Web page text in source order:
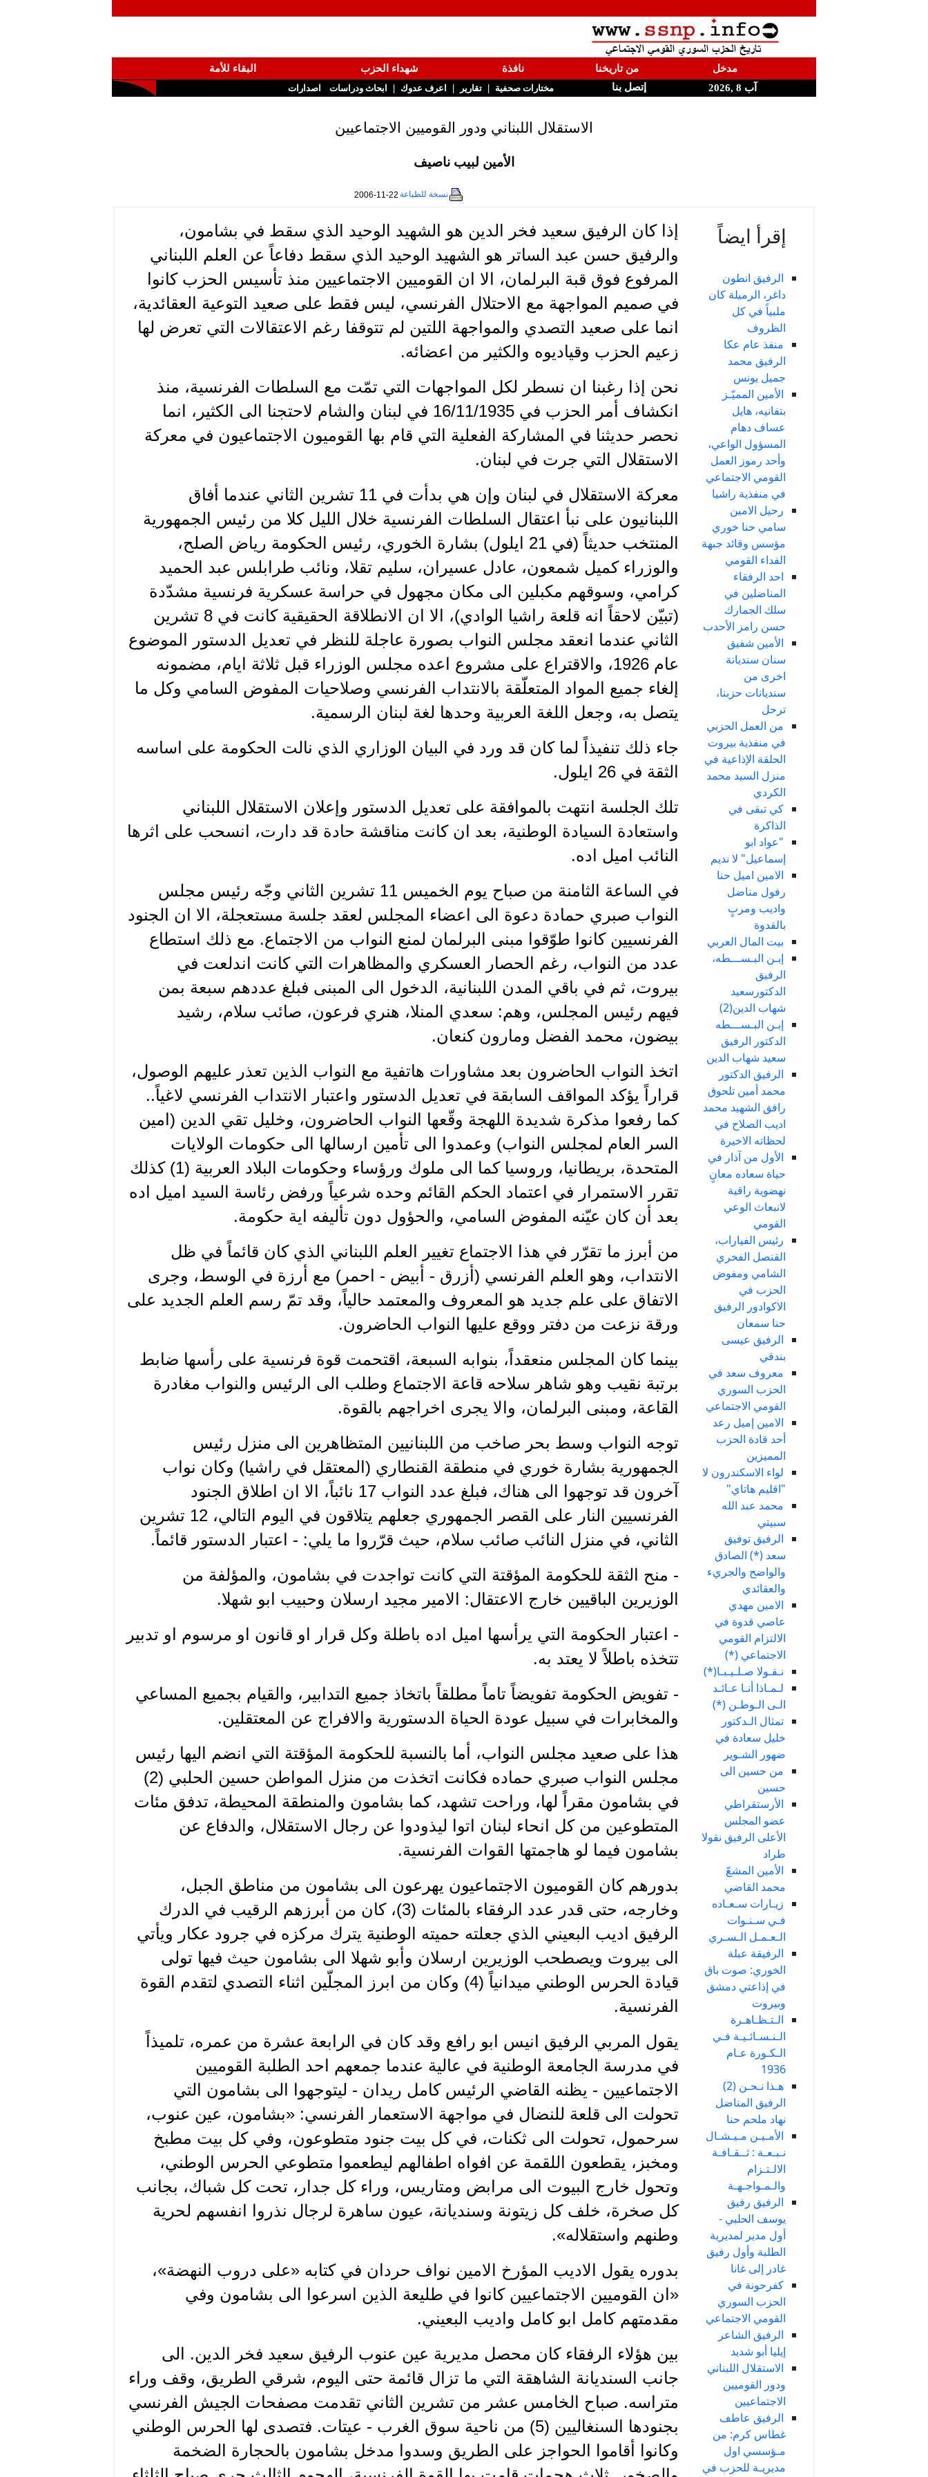
مدخل من تاريخنا نافذة شهداء الحزب
البقاء للأمة
آب 8 ,2026
إتصل بنا مختارات صحفية | تقارير | اعرف عدوك | ابحاث ودراسات اصدارات
الاستقلال اللبناني ودور القوميين الاجتماعيين
الأمين لبيب ناصيف
نسخة للطباعة 2006-11-22
إقرأ ايضاً
الرفيق انطون
داغر، الرميلة كان
ملبياً في كل
الظروف
منفذ عام عكا
الرفيق محمد
جميل يونس
الأمين المميّـز
بتفانيه، هايل
عساف دهام
المسؤول الواعي،
وأحد رموز العمل
القومي الاجتماعي
في منفذية راشيا
رحيل الامين
سامي حنا خوري
مؤسس وقائد جبهة
الفداء القومي
احد الرفقاء
المناضلين في
سلك الجمارك
حسن رامز الأحدب
الأمين شفيق
سنان سنديانة
اخرى من
سنديانات حزبنا،
ترحل
من العمل الحزبي
في منفذية بيروت
الحلقة الإذاعية في
منزل السيد محمد
الكردي
كي تبقى في
الذاكرة
"عواد ابو
إسماعيل" لا نديم
الامين اميل حنا
رفول مناضل
واديب ومربٍ
بالقدوة
بيت المال العربي
إبـن البـســـطه،
الرفيق
الدكتورسعيد
شهاب الدين(2)
إبـن البـســـطه
الدكتور الرفيق
سعيد شهاب الدين
الرفيق الدكتور
محمد أمين تلحوق
رافق الشهيد محمد
اديب الصلاح في
لحظاته الاخيرة
الأول من آذار في
حياة سعاده معانٍ
نهضوية راقية
لانبعاث الوعي
القومي
رئيس الفياراب،
القنصل الفخري
الشامي ومفوض
الحزب في
الاكوادور الرفيق
حنا سمعان
الرفيق عيسى
بندقي
معروف سعد في
الحزب السوري
القومي الاجتماعي
الامين إميل رعد
أحد قادة الحزب
المميزين
لواء الاسكندرون لا
"اقليم هاتاي"
محمد عبد الله
سبيتي
الرفيق توفيق
سعد (*) الصادق
والواضح والجريء
والعقائدي
الامين مهدي
عاصي قدوة في
الالتزام القومي
الاجتماعي (*)
نـقـولا صـلـيـبـا(*)
لـمـاذا أنـا عـائـد
الـى الـوطـن (*)
تمثال الـدكتور
خليل سعادة في
ضهور الشـوير
من حسين الى
حسين
الأرستقراطي
عضو المجلس
الأعلى الرفيق نقولا
طراد
الأمين المشعّ
محمد القاضي
زيـارات سـعـاده
فـي سـنـوات
الـعـمـل الـسـري
الرفيقة عبلة
الخوري: صوت باق
في إذاعتي دمشق
وبيروت
الـتـظـاهـرة
الـنـسـائـيـة فـي
الـكـورة عـام
1936
هـذا نـحـن (2)
الرفيق المناضل
نهاد ملحم حنا
الأمـيـن مـيـشـال
نـبـعـة : ثــقـافـة
الالـتـزام
والـمـواجـهـة
الرفيق رفيق
يوسف الحلبي -
أول مدير لمديرية
الطلبة وأول رفيق
غادر إلى غانا
كفرحونة في
الحزب السوري
القومي الاجتماعي
الرفيق الشاعر
إيليا أبو شديد
الاستقلال اللبناني
ودور القوميين
الاجتماعيين
الرفيق عاطف
غطاس كرم: من
مـؤسسي اول
مديريـة للحزب في
إذا كان الرفيق سعيد فخر الدين هو الشهيد الوحيد الذي سقط في بشامون،
والرفيق حسن عبد الساتر هو الشهيد الوحيد الذي سقط دفاعاً عن العلم اللبناني
المرفوع فوق قبة البرلمان، الا ان القوميين الاجتماعيين منذ تأسيس الحزب كانوا
في صميم المواجهة مع الاحتلال الفرنسي، ليس فقط على صعيد التوعية العقائدية،
انما على صعيد التصدي والمواجهة اللتين لم تتوقفا رغم الاعتقالات التي تعرض لها
زعيم الحزب وقياديوه والكثير من اعضائه.
نحن إذا رغبنا ان نسطر لكل المواجهات التي تمّت مع السلطات الفرنسية، منذ
انكشاف أمر الحزب في 16/11/1935 في لبنان والشام لاحتجنا الى الكثير، انما
نحصر حديثنا في المشاركة الفعلية التي قام بها القوميون الاجتماعيون في معركة
الاستقلال التي جرت في لبنان.
معركة الاستقلال في لبنان وإن هي بدأت في 11 تشرين الثاني عندما أفاق
اللبنانيون على نبأ اعتقال السلطات الفرنسية خلال الليل كلا من رئيس الجمهورية
المنتخب حديثاً (في 21 ايلول) بشارة الخوري، رئيس الحكومة رياض الصلح،
والوزراء كميل شمعون، عادل عسيران، سليم تقلا، ونائب طرابلس عبد الحميد
كرامي، وسوقهم مكبلين الى مكان مجهول في حراسة عسكرية فرنسية مشدّدة
(تبيّن لاحقاً انه قلعة راشيا الوادي)، الا ان الانطلاقة الحقيقية كانت في 8 تشرين
الثاني عندما انعقد مجلس النواب بصورة عاجلة للنظر في تعديل الدستور الموضوع
عام 1926، والاقتراع على مشروع اعده مجلس الوزراء قبل ثلاثة ايام، مضمونه
إلغاء جميع المواد المتعلّقة بالانتداب الفرنسي وصلاحيات المفوض السامي وكل ما
يتصل به، وجعل اللغة العربية وحدها لغة لبنان الرسمية.
جاء ذلك تنفيذاً لما كان قد ورد في البيان الوزاري الذي نالت الحكومة على اساسه
الثقة في 26 ايلول.
تلك الجلسة انتهت بالموافقة على تعديل الدستور وإعلان الاستقلال اللبناني
واستعادة السيادة الوطنية، بعد ان كانت مناقشة حادة قد دارت، انسحب على اثرها
النائب اميل اده.
في الساعة الثامنة من صباح يوم الخميس 11 تشرين الثاني وجّه رئيس مجلس
النواب صبري حمادة دعوة الى اعضاء المجلس لعقد جلسة مستعجلة، الا ان الجنود
الفرنسيين كانوا طوّقوا مبنى البرلمان لمنع النواب من الاجتماع. مع ذلك استطاع
عدد من النواب، رغم الحصار العسكري والمظاهرات التي كانت اندلعت في
بيروت، ثم في باقي المدن اللبنانية، الدخول الى المبنى فبلغ عددهم سبعة بمن
فيهم رئيس المجلس، وهم: سعدي المنلا، هنري فرعون، صائب سلام، رشيد
بيضون، محمد الفضل ومارون كنعان.
اتخذ النواب الحاضرون بعد مشاورات هاتفية مع النواب الذين تعذر عليهم الوصول،
قراراً يؤكد المواقف السابقة في تعديل الدستور واعتبار الانتداب الفرنسي لاغياً..
كما رفعوا مذكرة شديدة اللهجة وقّعها النواب الحاضرون، وخليل تقي الدين (امين
السر العام لمجلس النواب) وعمدوا الى تأمين ارسالها الى حكومات الولايات
المتحدة، بريطانيا، وروسيا كما الى ملوك ورؤساء وحكومات البلاد العربية (1) كذلك
تقرر الاستمرار في اعتماد الحكم القائم وحده شرعياً ورفض رئاسة السيد اميل اده
بعد أن كان عيّنه المفوض السامي، والحؤول دون تأليفه اية حكومة.
من أبرز ما تقرّر في هذا الاجتماع تغيير العلم اللبناني الذي كان قائماً في ظل
الانتداب، وهو العلم الفرنسي (أزرق - أبيض - احمر) مع أرزة في الوسط، وجرى
الاتفاق على علم جديد هو المعروف والمعتمد حالياً، وقد تمّ رسم العلم الجديد على
ورقة نزعت من دفتر ووقع عليها النواب الحاضرون.
بينما كان المجلس منعقداً، بنوابه السبعة، اقتحمت قوة فرنسية على رأسها ضابط
برتبة نقيب وهو شاهر سلاحه قاعة الاجتماع وطلب الى الرئيس والنواب مغادرة
القاعة، ومبنى البرلمان، والا يجرى اخراجهم بالقوة.
توجه النواب وسط بحر صاخب من اللبنانيين المتظاهرين الى منزل رئيس
الجمهورية بشارة خوري في منطقة القنطاري (المعتقل في راشيا) وكان نواب
آخرون قد توجهوا الى هناك، فبلغ عدد النواب 17 نائباً، الا ان اطلاق الجنود
الفرنسيين النار على القصر الجمهوري جعلهم يتلاقون في اليوم التالي، 12 تشرين
الثاني، في منزل النائب صائب سلام، حيث قرّروا ما يلي: - اعتبار الدستور قائماً.
- منح الثقة للحكومة المؤقتة التي كانت تواجدت في بشامون، والمؤلفة من
الوزيرين الباقيين خارج الاعتقال: الامير مجيد ارسلان وحبيب ابو شهلا.
- اعتبار الحكومة التي يرأسها اميل اده باطلة وكل قرار او قانون او مرسوم او تدبير
تتخذه باطلاً لا يعتد به.
- تفويض الحكومة تفويضاً تاماً مطلقاً باتخاذ جميع التدابير، والقيام بجميع المساعي
والمخابرات في سبيل عودة الحياة الدستورية والافراج عن المعتقلين.
هذا على صعيد مجلس النواب، أما بالنسبة للحكومة المؤقتة التي انضم اليها رئيس
مجلس النواب صبري حماده فكانت اتخذت من منزل المواطن حسين الحلبي (2)
في بشامون مقراً لها، وراحت تشهد، كما بشامون والمنطقة المحيطة، تدفق مئات
المتطوعين من كل انحاء لبنان اتوا ليذودوا عن رجال الاستقلال، والدفاع عن
بشامون فيما لو هاجمتها القوات الفرنسية.
بدورهم كان القوميون الاجتماعيون يهرعون الى بشامون من مناطق الجبل،
وخارجه، حتى قدر عدد الرفقاء بالمئات (3)، كان من أبرزهم الرقيب في الدرك
الرفيق اديب البعيني الذي جعلته حميته الوطنية يترك مركزه في جرود عكار ويأتي
الى بيروت ويصطحب الوزيرين ارسلان وأبو شهلا الى بشامون حيث فيها تولى
قيادة الحرس الوطني ميدانياً (4) وكان من ابرز المجلّين اثناء التصدي لتقدم القوة
الفرنسية.
يقول المربي الرفيق انيس ابو رافع وقد كان في الرابعة عشرة من عمره، تلميذاً
في مدرسة الجامعة الوطنية في عالية عندما جمعهم احد الطلبة القوميين
الاجتماعيين - يظنه القاضي الرئيس كامل ريدان - ليتوجهوا الى بشامون التي
تحولت الى قلعة للنضال في مواجهة الاستعمار الفرنسي: «بشامون، عين عنوب،
سرحمول، تحولت الى ثكنات، في كل بيت جنود متطوعون، وفي كل بيت مطبخ
ومخبز، يقطعون اللقمة عن افواه اطفالهم ليطعموا متطوعي الحرس الوطني،
وتحول خارج البيوت الى مرابض ومتاريس، وراء كل جدار، تحت كل شباك، بجانب
كل صخرة، خلف كل زيتونة وسنديانة، عيون ساهرة لرجال نذروا انفسهم لحرية
وطنهم واستقلاله».
بدوره يقول الاديب المؤرخ الامين نواف حردان في كتابه «على دروب النهضة»،
«ان القوميين الاجتماعيين كانوا في طليعة الذين اسرعوا الى بشامون وفي
مقدمتهم كامل ابو كامل واديب البعيني.
بين هؤلاء الرفقاء كان محصل مديرية عين عنوب الرفيق سعيد فخر الدين. الى
جانب السنديانة الشاهقة التي ما تزال قائمة حتى اليوم، شرقي الطريق، وقف وراء
متراسه. صباح الخامس عشر من تشرين الثاني تقدمت مصفحات الجيش الفرنسي
بجنودها السنغاليين (5) من ناحية سوق الغرب - عيتات. فتصدى لها الحرس الوطني
وكانوا أقاموا الحواجز على الطريق وسدوا مدخل بشامون بالحجارة الضخمة